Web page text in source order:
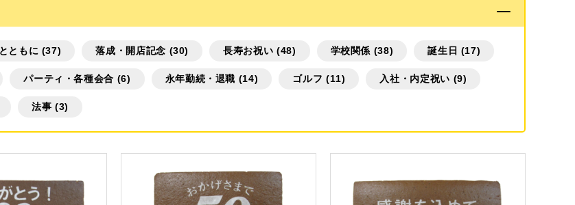
る
ともに (37) 落成・開店記念 (30) 長寿お祝い (48) 学校関係 (38) 誕生日 (17)
パーティ・各種会合 (6) 永年勤続・退職 (14) ゴルフ (11) 入社・内定祝い (9)
法事 (3)